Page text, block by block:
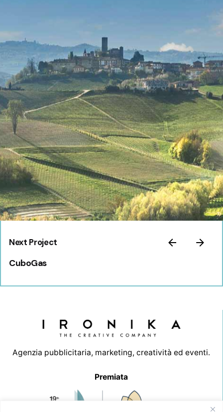
Next Project
CuboGas
Agenzia pubblicitaria, marketing, creatività ed eventi.
Premiata